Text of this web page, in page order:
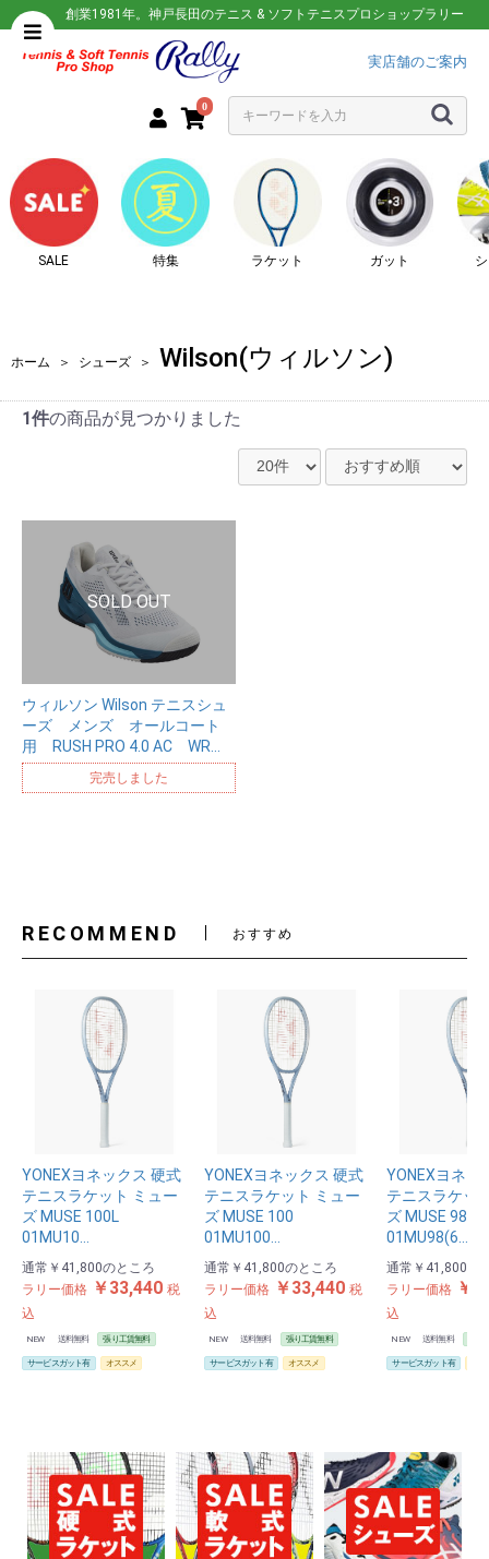
創業1981年。神戸長田のテニス & ソフトテニスプロショップラリー
実店舗のご案内
0
SALE 特集 ラケット ガット
ホーム ＞ シューズ ＞ Wilson(ウィルソン)
1件の商品が見つかりました
ウィルソン Wilson テニスシュ
ーズ メンズ オールコート
用 RUSH PRO 4.0 AC WR…
完売しました
RECOMMEND おすすめ
YONEXヨネックス 硬式
テニスラケット ミュー
ズ MUSE 100L
01MU10…
通常 ￥41,800のところ
ラリー価格 ￥33,440 税
込
NEW 送料無料 張り工賃無料
サービスガット有 オススメ
YONEXヨネックス 硬式
テニスラケット ミュー
ズ MUSE 100
01MU100…
通常 ￥41,800のところ
ラリー価格 ￥33,440税
込
NEW 送料無料 張り工賃無料
サービスガット有 オススメ
YONEXヨネッ
テニスラケッ
ズ MUSE 98
01MU98(6…
通常 ￥41,800
ラリー価格 ￥
込
NEW 送料無料
サービスガット有